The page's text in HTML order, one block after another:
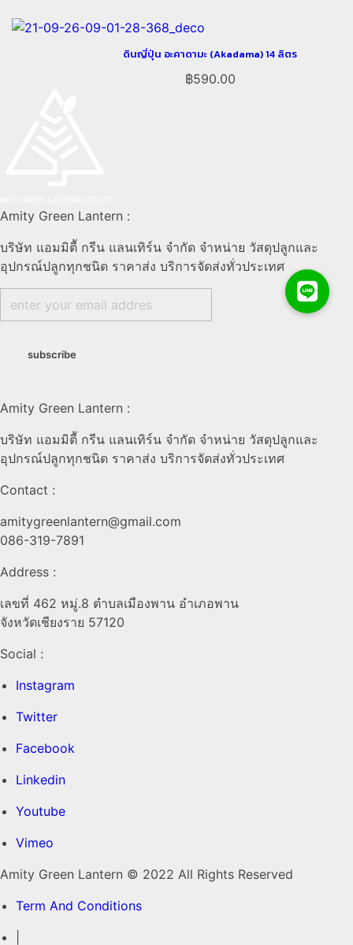
ดินญี่ปุ่น อะคาดามะ (Akadama) 14 ลิตร
฿590.00
Amity Green Lantern :
บริษัท แอมมิตีั กรีน แลนเทิร์น จำกัด จำหน่าย วัสดุปลูกและ
อุปกรณ์ปลูกทุกชนิด ราคาส่ง บริการจัดส่งทั่วประเทศ
Amity Green Lantern :
บริษัท แอมมิตีั กรีน แลนเทิร์น จำกัด จำหน่าย วัสดุปลูกและ
อุปกรณ์ปลูกทุกชนิด ราคาส่ง บริการจัดส่งทั่วประเทศ
Contact :
amitygreenlantern@gmail.com
086-319-7891
Address :
เลขที่ 462 หมู่.8 ตำบลเมืองพาน อำเภอพาน
จังหวัดเชียงราย 57120
Social :
Instagram
Twitter
Facebook
Linkedin
Youtube
Vimeo
Amity Green Lantern © 2022 All Rights Reserved
Term And Conditions